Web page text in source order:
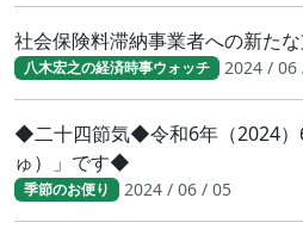
社会保険料滞納事業者への新た
八木宏之の経済時事ウォッチ 2024 / 06
◆二十四節気◆令和6年（2024）
ゅ）」です◆
季節のお便り 2024 / 06 / 05